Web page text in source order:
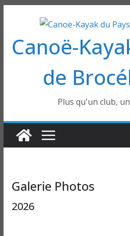
contenu
Canoë-
de
Plus qu'un club,
Galerie Photos
2026